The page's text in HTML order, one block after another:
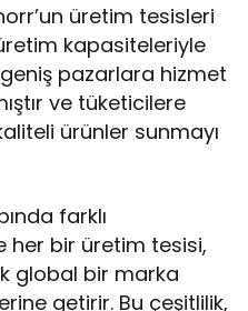
üretim tesisleri
kapasiteleriyle
pazarlara hizmet
ve tüketicilere
ürünler sunmayı
farklı
bir üretim tesisi,
global bir marka
getirir. Bu çeşitlilik,